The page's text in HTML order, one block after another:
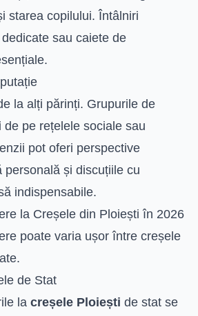
starea copilului. Întâlniri
sau caiete de
la alți părinți. Grupurile de
de pe rețelele sociale sau
pot oferi perspective
personală și discuțiile cu
indispensabile.
la Creșele din Ploiești în 2026
poate varia ușor între creșele
de Stat
la creșele Ploiești de stat se